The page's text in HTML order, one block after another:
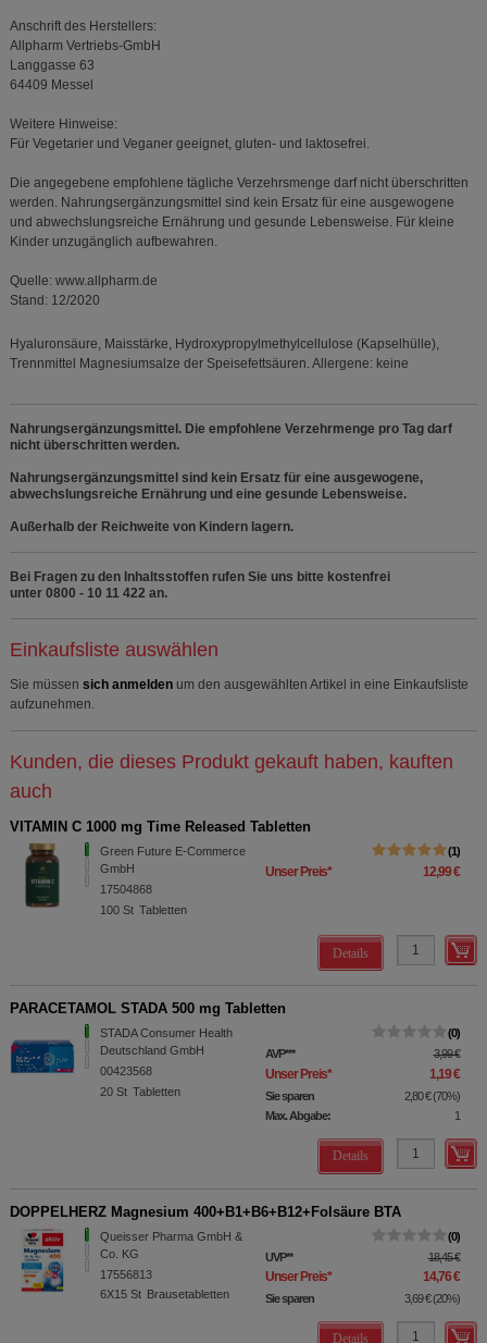
Anschrift des Herstellers:
Allpharm Vertriebs-GmbH
Langgasse 63
64409 Messel
Weitere Hinweise:
Für Vegetarier und Veganer geeignet, gluten- und laktosefrei.
Die angegebene empfohlene tägliche Verzehrsmenge darf nicht überschritten
werden. Nahrungsergänzungsmittel sind kein Ersatz für eine ausgewogene
und abwechslungsreiche Ernährung und gesunde Lebensweise. Für kleine
Kinder unzugänglich aufbewahren.
Quelle: www.allpharm.de
Stand: 12/2020
Hyaluronsäure, Maisstärke, Hydroxypropylmethylcellulose (Kapselhülle),
Trennmittel Magnesiumsalze der Speisefettsäuren. Allergene: keine
Nahrungsergänzungsmittel. Die empfohlene Verzehrmenge pro Tag darf
nicht überschritten werden.
Nahrungsergänzungsmittel sind kein Ersatz für eine ausgewogene,
abwechslungsreiche Ernährung und eine gesunde Lebensweise.
Außerhalb der Reichweite von Kindern lagern.
Bei Fragen zu den Inhaltsstoffen rufen Sie uns bitte kostenfrei
unter 0800 - 10 11 422 an.
Einkaufsliste auswählen
Sie müssen sich anmelden um den ausgewählten Artikel in eine Einkaufsliste
aufzunehmen.
Kunden, die dieses Produkt gekauft haben, kauften
auch
VITAMIN C 1000 mg Time Released Tabletten
Green Future E-Commerce
GmbH
17504868
100 St Tabletten
1
Unser Preis* 12,99 €
Details
PARACETAMOL STADA 500 mg Tabletten
STADA Consumer Health
Deutschland GmbH
00423568
20 St Tabletten
0
AVP*** 3,99 €
Unser Preis* 1,19 €
Sie sparen 2,80 € (70%)
Max. Abgabe:
1
Details
DOPPELHERZ Magnesium 400+B1+B6+B12+Folsäure BTA
Queisser Pharma GmbH &
Co. KG
17556813
6X15 St Brausetabletten
0
UVP** 18,45 €
Unser Preis* 14,76 €
Sie sparen 3,69 € (20%)
Details